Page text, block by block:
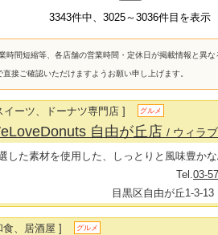
3343件中、3025～3036件目を表示
時間短縮等、各店舗の営業時間・定休日が掲載情報と異
接ご確認いただけますようお願い申し上げます。
イーツ、ドーナツ専門店 ] グルメ
自由が丘店/ ウィラ
した素材を使用した、しっとりと風味豊か
Tel.03-
目黒区自由が丘1-3-13
食、居酒屋 ] グルメ